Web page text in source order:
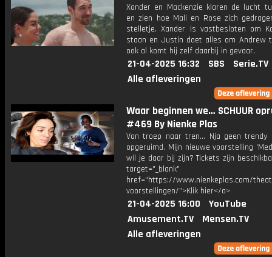
Xander en Mackenzie klaren de lucht
en zien hoe Mali en Rose zich
stelletje. Xander is vastbesloten om
staan en Justin doet alles om Andrew
ook al komt hij zelf daarbij in gevaar.
21-04-2025 16:32 SBS
Serie.TV
Alle afleveringen
Waar beginnen we… SCHUUR
#469 By Nienke Plas
Van troep naar tren... Nja geen trendy
opgeruimd. Mijn nieuwe voorstelling
wil je daar bij zijn? Tickets zijn
target="_blank"
href="https://www.nienkeplas.com/
voorstellingen/">Klik hier</a>
21-04-2025 16:00
YouTube
Amusement.TV
Mensen.TV
Alle afleveringen